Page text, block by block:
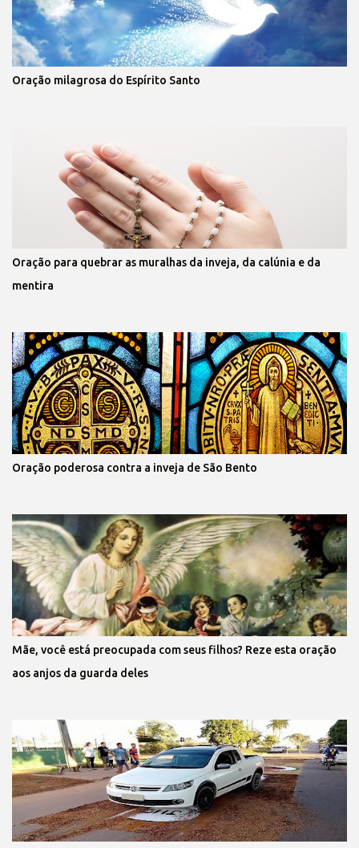
Oração milagrosa do Espírito Santo
Oração para quebrar as muralhas da inveja, da calúnia e da
mentira
Oração poderosa contra a inveja de São Bento
Mãe, você está preocupada com seus filhos? Reze esta oração
aos anjos da guarda deles